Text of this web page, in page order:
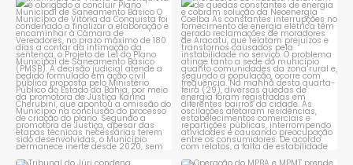
Município de Vitória da
Conquista é obrigado a...
1 0
Moradores de Aracatu
reclamam de quedas
constantes ...
1 0